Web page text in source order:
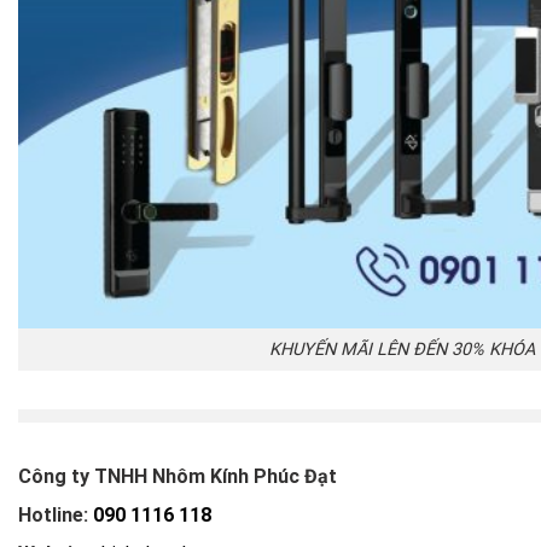
KHUYẾN MÃI LÊN ĐẾN 30%
Công ty TNHH Nhôm Kính Phúc Đạt
Hotline: 090 1116 118